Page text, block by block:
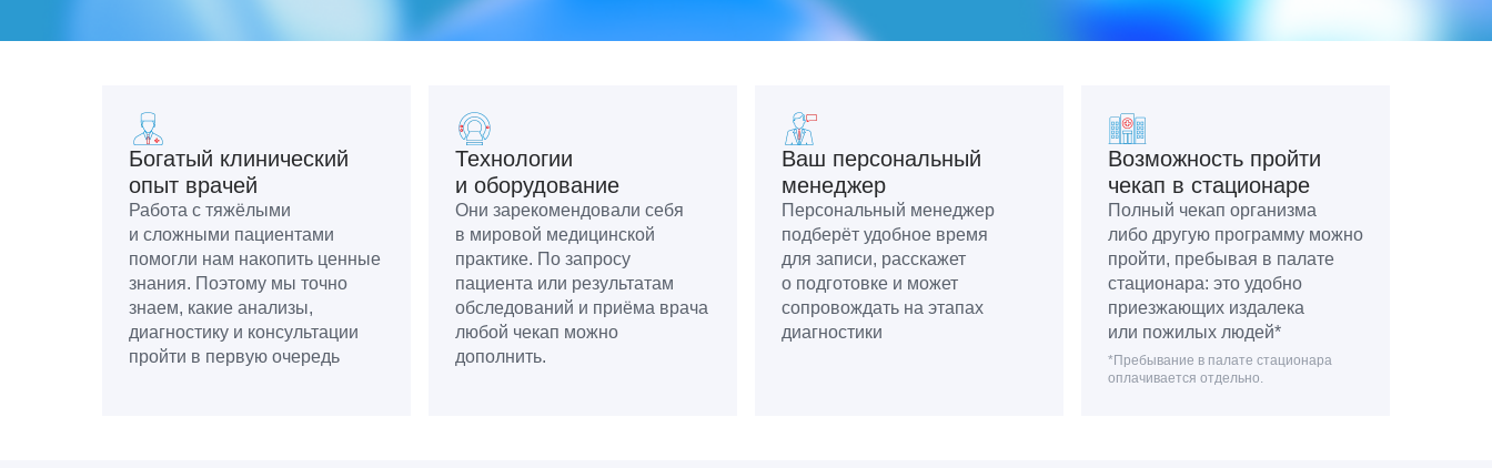
Богатый клинический
опыт врачей
Работа с тяжёлыми
и сложными пациентами
помогли нам накопить ценные
знания. Поэтому мы точно
знаем, какие анализы,
диагностику и консультации
пройти в первую очередь
Технологии
и оборудование
Они зарекомендовали себя
в мировой медицинской
практике. По запросу
пациента или результатам
обследований и приёма врача
любой чекап можно
дополнить.
Ваш персональный
менеджер
Персональный менеджер
подберёт удобное время
для записи, расскажет
о подготовке и может
сопровождать на этапах
диагностики
Возможность пройти
чекап в стационаре
Полный чекап организма
либо другую программу можно
пройти, пребывая в палате
стационара: это удобно
приезжающих издалека
или пожилых людей*
*Пребывание в палате стационара
оплачивается отдельно.